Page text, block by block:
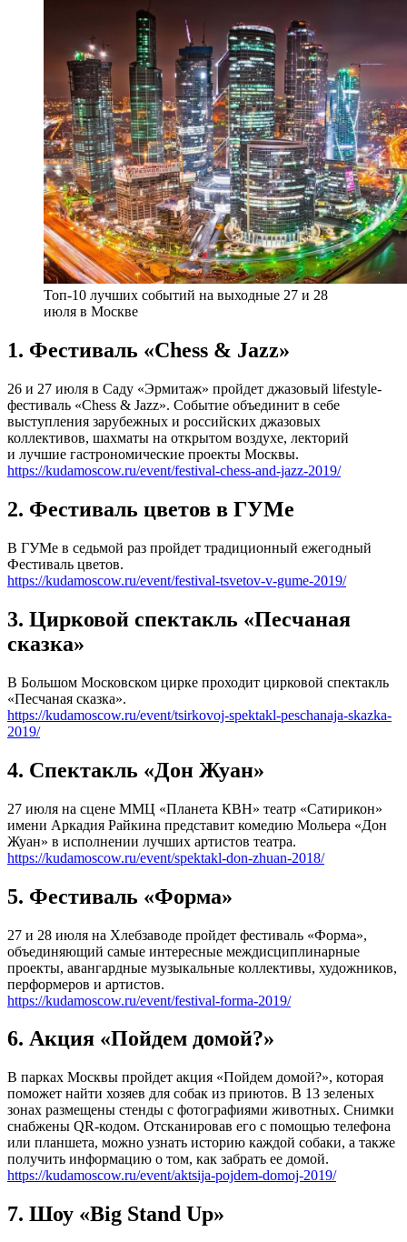
Топ-10 лучших событий на выходные 27 и 28
июля в Москве
1. Фестиваль «Chess & Jazz»
26 и 27 июля в Саду «Эрмитаж» пройдет джазовый lifestyle-
фестиваль «Chess & Jazz». Событие объединит в себе
выступления зарубежных и российских джазовых
коллективов, шахматы на открытом воздухе, лекторий
и лучшие гастрономические проекты Москвы.
https://kudamoscow.ru/event/festival-chess-and-jazz-2019/
2. Фестиваль цветов в ГУМе
В ГУМе в седьмой раз пройдет традиционный ежегодный
Фестиваль цветов.
https://kudamoscow.ru/event/festival-tsvetov-v-gume-2019/
3. Цирковой спектакль «Песчаная
сказка»
В Большом Московском цирке проходит цирковой спектакль
«Песчаная сказка».
https://kudamoscow.ru/event/tsirkovoj-spektakl-peschanaja-skazka-
2019/
4. Спектакль «Дон Жуан»
27 июля на сцене ММЦ «Планета КВН» театр «Сатирикон»
имени Аркадия Райкина представит комедию Мольера «Дон
Жуан» в исполнении лучших артистов театра.
https://kudamoscow.ru/event/spektakl-don-zhuan-2018/
5. Фестиваль «Форма»
27 и 28 июля на Хлебзаводе пройдет фестиваль «Форма»,
объединяющий самые интересные междисциплинарные
проекты, авангардные музыкальные коллективы, художников,
перформеров и артистов.
https://kudamoscow.ru/event/festival-forma-2019/
6. Акция «Пойдем домой?»
В парках Москвы пройдет акция «Пойдем домой?», которая
поможет найти хозяев для собак из приютов. В 13 зеленых
зонах размещены стенды с фотографиями животных. Снимки
снабжены QR-кодом. Отсканировав его с помощью телефона
или планшета, можно узнать историю каждой собаки, а также
получить информацию о том, как забрать ее домой.
https://kudamoscow.ru/event/aktsija-pojdem-domoj-2019/
7. Шоу «Big Stand Up»